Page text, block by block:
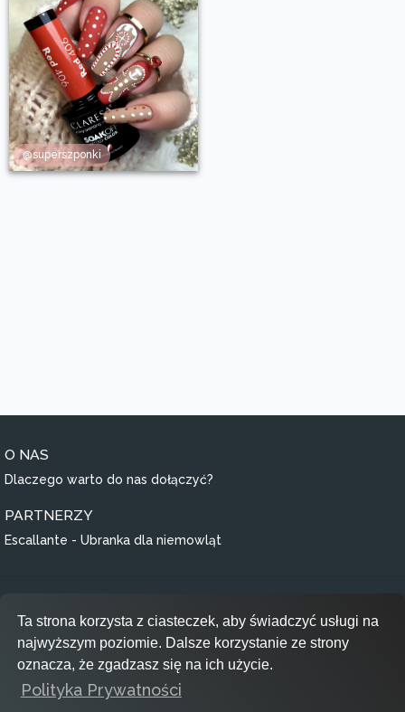
@superszponki
O NAS
Dlaczego warto do nas dołączyć?
PARTNERZY
Escallante - Ubranka dla niemowląt
Polityka prywatności
RODO
Inspiracje
Ta strona korzysta z ciasteczek, aby świadczyć usługi na
najwyższym poziomie. Dalsze korzystanie ze strony
oznacza, że zgadzasz się na ich użycie.
Polityka Prywatności